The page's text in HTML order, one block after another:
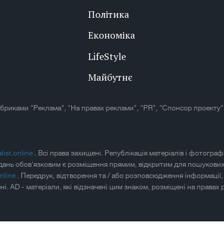
Політика
Економіка
LifeStyle
Майбутнє
"Реклама", "На правах реклами", "PR", "Спонсор
. Всі права захищені. Републікація матеріалів і
обов'язковим є розміщення прямим, відкритим для
. Передрук, відтворення та / або розповсюдження
AD - матеріали, які відзначені цим знаком, розміщені на